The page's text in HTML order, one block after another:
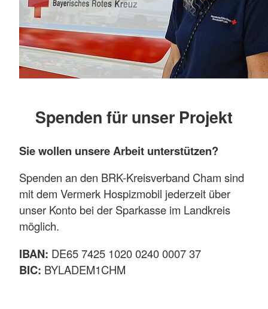
Spenden für unser Projekt
Sie wollen unsere Arbeit unterstützen?
Spenden an den BRK-Kreisverband Cham sind
mit dem Vermerk Hospizmobil jederzeit über
unser Konto bei der Sparkasse im Landkreis
möglich.
IBAN: DE65 7425 1020 0240 0007 37
BIC: BYLADEM1CHM